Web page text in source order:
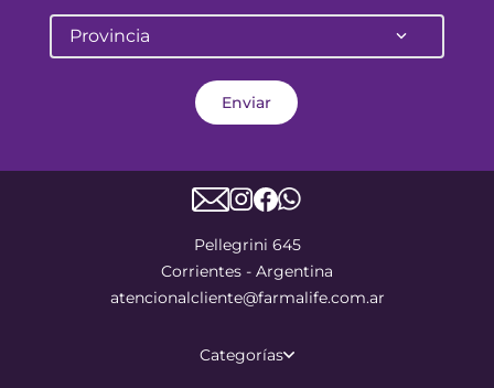
Provincia
Enviar
Pellegrini 645
Corrientes - Argentina
atencionalcliente@farmalife.com.ar
Categorías